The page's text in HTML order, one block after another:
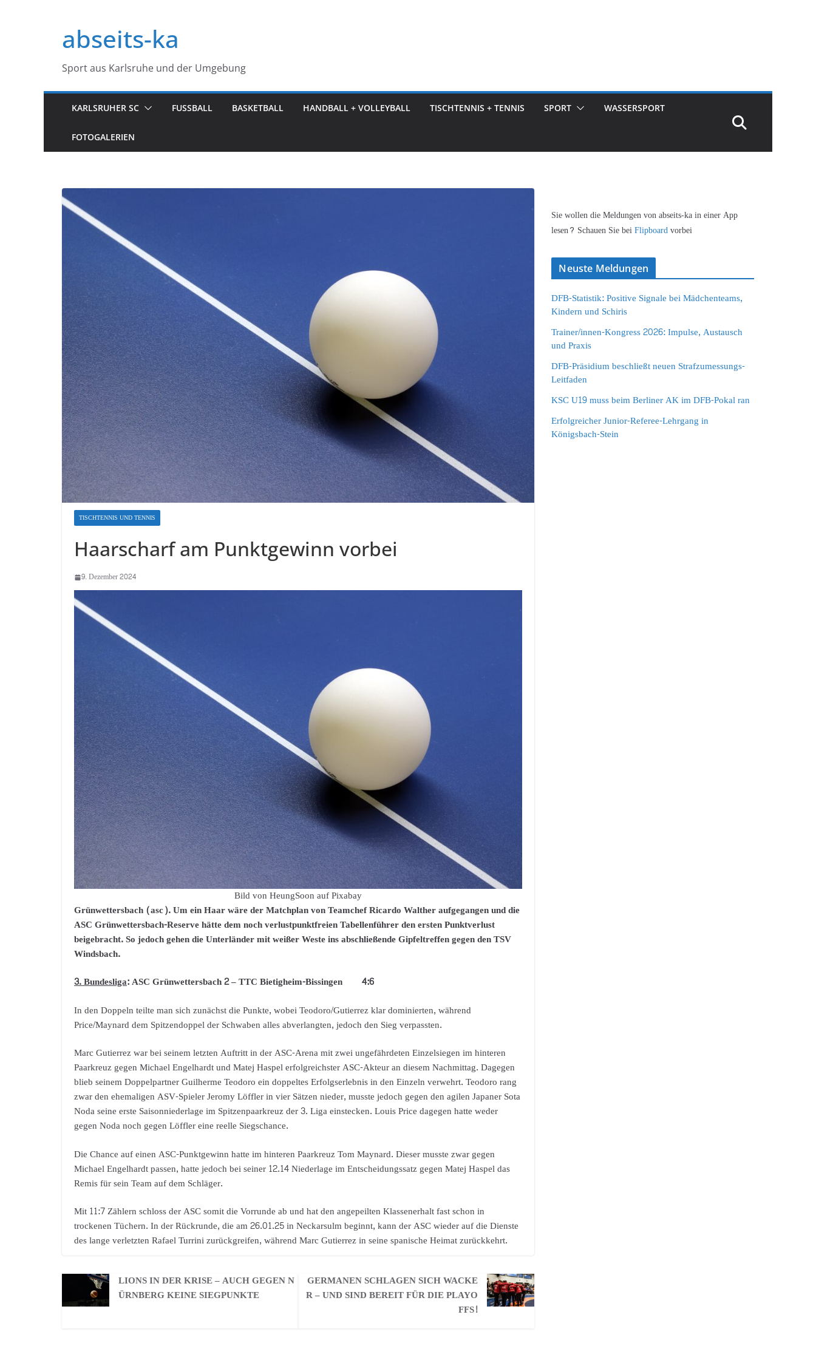
springenabseits-ka
Sport aus Karlsruhe und der Umgebung
KARLSRUHER SC FUSSBALL BASKETBALL HANDBALL + VOLLEYBALL TISCHTENNIS + TENNIS SPORT WASSERSPORT
FOTOGALERIEN
TISCHTENNIS UND TENNIS
Haarscharf am Punktgewinn vorbei
9. Dezember 2024
Bild von HeungSoon auf Pixabay
Grünwettersbach (asc). Um ein Haar wäre der Matchplan von Teamchef Ricardo Walther aufgegangen und die
ASC Grünwettersbach-Reserve hätte dem noch verlustpunktfreien Tabellenführer den ersten Punktverlust
beigebracht. So jedoch gehen die Unterländer mit weißer Weste ins abschließende Gipfeltreffen gegen den TSV
Windsbach.
3. Bundesliga: ASC Grünwettersbach 2 – TTC Bietigheim-Bissingen 4:6
In den Doppeln teilte man sich zunächst die Punkte, wobei Teodoro/Gutierrez klar dominierten, während
Price/Maynard dem Spitzendoppel der Schwaben alles abverlangten, jedoch den Sieg verpassten.
Marc Gutierrez war bei seinem letzten Auftritt in der ASC-Arena mit zwei ungefährdeten Einzelsiegen im hinteren
Paarkreuz gegen Michael Engelhardt und Matej Haspel erfolgreichster ASC-Akteur an diesem Nachmittag. Dagegen
blieb seinem Doppelpartner Guilherme Teodoro ein doppeltes Erfolgserlebnis in den Einzeln verwehrt. Teodoro rang
zwar den ehemaligen ASV-Spieler Jeromy Löffler in vier Sätzen nieder, musste jedoch gegen den agilen Japaner Sota
Noda seine erste Saisonniederlage im Spitzenpaarkreuz der 3. Liga einstecken. Louis Price dagegen hatte weder
gegen Noda noch gegen Löffler eine reelle Siegschance.
Die Chance auf einen ASC-Punktgewinn hatte im hinteren Paarkreuz Tom Maynard. Dieser musste zwar gegen
Michael Engelhardt passen, hatte jedoch bei seiner 12.14 Niederlage im Entscheidungssatz gegen Matej Haspel das
Remis für sein Team auf dem Schläger.
Mit 11:7 Zählern schloss der ASC somit die Vorrunde ab und hat den angepeilten Klassenerhalt fast schon in
trockenen Tüchern. In der Rückrunde, die am 26.01.25 in Neckarsulm beginnt, kann der ASC wieder auf die Dienste
des lange verletzten Rafael Turrini zurückgreifen, während Marc Gutierrez in seine spanische Heimat zurückkehrt.
LIONS IN DER KRISE – AUCH GEGEN N
ÜRNBERG KEINE SIEGPUNKTE
GERMANEN SCHLAGEN SICH WACKE
R – UND SIND BEREIT FÜR DIE PLAYO
FFS!
Sie wollen die Meldungen von abseits-ka in einer App
lesen? Schauen Sie beiFlipboardvorbei
Neuste Meldungen
DFB-Statistik: Positive Signale bei Mädchenteams,
Kindern und Schiris
Trainer/innen-Kongress 2026: Impulse, Austausch
und Praxis
DFB-Präsidium beschließt neuen Strafzumessungs-
Leitfaden
KSC U19 muss beim Berliner AK im DFB-Pokal ran
Erfolgreicher Junior-Referee-Lehrgang in
Königsbach-Stein